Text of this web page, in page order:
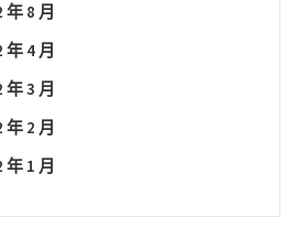
年 8 月
年 4 月
年 3 月
年 2 月
年 1 月